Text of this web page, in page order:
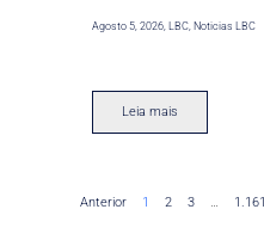
Agosto 5, 2026 ,LBC Noticias LBC
Leia mais
Anterior 1 2 3 … 1.161